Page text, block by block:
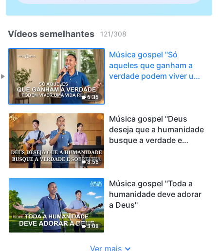
Vídeos semelhantes 121/308
6:35
Música gospel "Só
aqueles que ganham a
verdade podem viver uma
8:56
Música gospel "Deus
deseja que a humanidade
busque a verdade e
3:08
Música gospel "Toda a
humanidade deve adorar
a Deus"
Ver mais